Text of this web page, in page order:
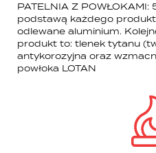
PATELNIA Z POWŁOKAMI:
podstawą każdego
odlewane aluminium.
produkt to: tlenek tytanu
antykorozyjna oraz
powłoka LOTAN